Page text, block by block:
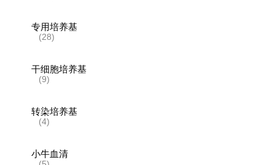
专用培养基
(28)
干细胞培养基
(9)
转染培养基
(4)
小牛血清